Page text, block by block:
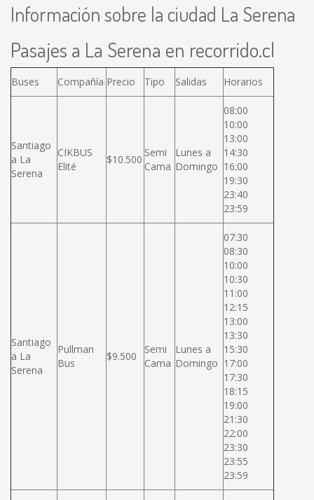
Información sobre la ciudad La Serena
Pasajes a La Serena en recorrido.cl
Buses Compañía Precio Tipo Salidas Horarios
Santiago
a La
Serena
CIKBUS
Elité
$10.500
Semi
Cama
Lunes a
Domingo
08:00
10:00
13:00
14:30
16:00
19:30
23:40
23:59
Santiago
a La
Serena
Pullman
Bus
$9.500
Semi
Cama
Lunes a
Domingo
07:30
08:30
10:00
10:30
11:00
12:15
13:00
13:30
15:30
17:00
17:30
18:15
19:00
21:30
22:00
23:30
23:55
23:59